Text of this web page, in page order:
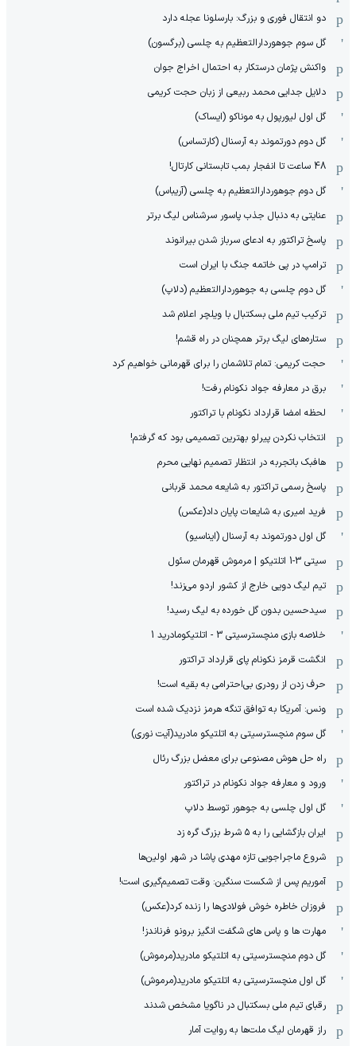
دو انتقال فوری و بزرگ: بارسلونا عجله دارد
گل سوم جوهوردارالتعظیم به چلسی (برگسون)
واکنش پژمان درستکار به احتمال اخراج جوان
دلایل جدایی محمد ربیعی از زبان حجت کریمی
گل اول لیورپول به موناکو (ایساک)
گل دوم دورتموند به آرسنال (کارتساس)
48 ساعت تا انفجار بمب تابستانی کارتال!
گل دوم جوهوردارالتعظیم به چلسی (آریباس)
عنایتی به دنبال جذب پاسور سرشناس لیگ برتر
پاسخ تراکتور به ادعای سرباز شدن بیرانوند
ترامپ در پی خاتمه جنگ با ایران است
گل دوم چلسی به جوهوردارالتعظیم (دلاپ)
ترکیب تیم ملی بسکتبال با ویلچر اعلام شد
ستاره‌های لیگ برتر همچنان در راه قشم!
حجت کریمی: تمام تلاشمان را برای قهرمانی خواهیم کرد
برق در معارفه جواد نکونام رفت!
لحظه امضا قرارداد نکونام با تراکتور
انتخاب نکردن پیرلو بهترین تصمیمی بود که گرفتم!
هافبک باتجربه در انتظار تصمیم نهایی محرم
پاسخ رسمی تراکتور به شایعه محمد قربانی
فرید امیری به شایعات پایان داد(عکس)
گل اول دورتموند به آرسنال (ایناسیو)
سیتی 3-1 اتلتیکو | مرموش قهرمان سئول
تیم لیگ دویی خارج از کشور اردو می‌زند!
سیدحسین بدون گل خورده به لیگ رسید!
خلاصه بازی منچسترسیتی 3 - اتلتیکومادرید 1
انگشت قرمز نکونام پای قرارداد تراکتور
حرف زدن از رودری بی‌احترامی به بقیه است!
ونس: آمریکا به توافق تنگه هرمز نزدیک شده است
گل سوم منچسترسیتی به اتلتیکو مادرید(آیت نوری)
راه حل هوش مصنوعی برای معضل بزرگ رئال
ورود و معارفه جواد نکونام در تراکتور
گل اول چلسی به جوهور توسط دلاپ
ایران بازگشایی را به ۵ شرط بزرگ گره زد
شروع ماجراجویی تازه مهدی پاشا در شهر اولین‌ها
آموریم پس از شکست سنگین: وقت تصمیم‌گیری است!
فروزان خاطره خوش فولادی‌ها را زنده کرد(عکس)
مهارت ها و پاس های شگفت انگیز برونو فرناندز!
گل دوم منچسترسیتی به اتلتیکو مادرید(مرموش)
گل اول منچسترسیتی به اتلتیکو مادرید(مرموش)
رقبای تیم ملی بسکتبال در ناگویا مشخص‌ شدند
راز قهرمان لیگ ملت‌ها به روایت آمار